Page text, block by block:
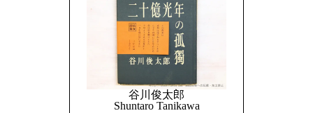
谷川俊太郎
Shuntaro Tanikawa